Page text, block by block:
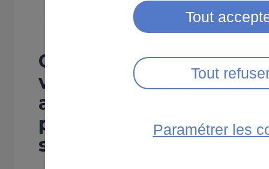
sécurité
Cette innovation est
villes pour renforcer la
abords des passages-
permettant de les
sécuriser et de les
Tout
Tout
Paramétrer les